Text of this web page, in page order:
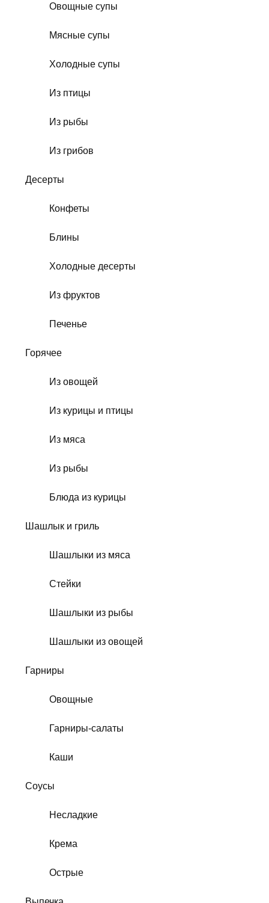
Овощные супы
Мясные супы
Холодные супы
Из птицы
Из рыбы
Из грибов
Десерты
Конфеты
Блины
Холодные десерты
Из фруктов
Печенье
Горячее
Из овощей
Из курицы и птицы
Из мяса
Из рыбы
Блюда из курицы
Шашлык и гриль
Шашлыки из мяса
Стейки
Шашлыки из рыбы
Шашлыки из овощей
Гарниры
Овощные
Гарниры-салаты
Каши
Соусы
Несладкие
Крема
Острые